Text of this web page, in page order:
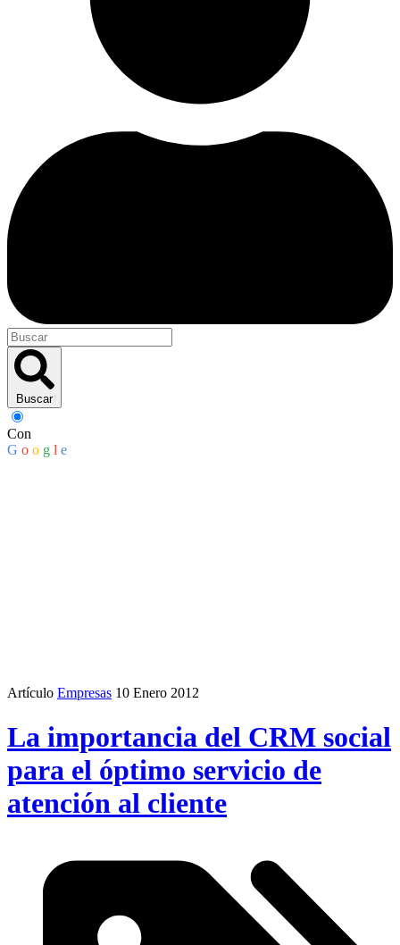
Buscar
Con
G o o g l e
Artículo Empresas 10 Enero 2012
La importancia del CRM social
para el óptimo servicio de
atención al cliente